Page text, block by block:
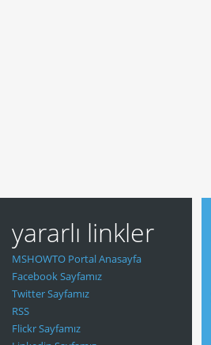
yararlı linkler
MSHOWTO Portal Anasayfa
Facebook Sayfamız
Twitter Sayfamız
RSS
Flickr Sayfamız